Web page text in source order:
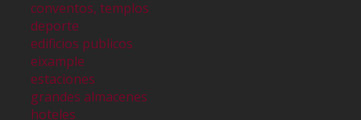
conventos, templos
deporte
edificios publicos
eixample
estaciones
grandes almacenes
hoteles